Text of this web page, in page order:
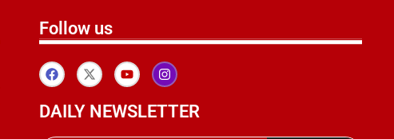
Follow us
DAILY NEWSLETTER